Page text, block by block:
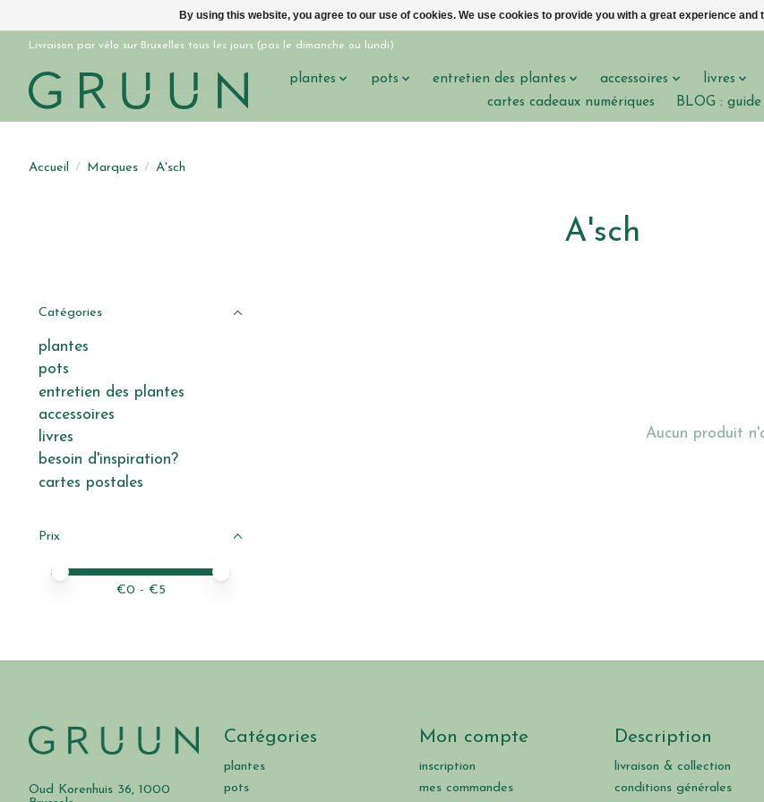
Livraison par vélo sur Bruxelles tous les jours (pas le dimanche ou lundi)
plantes pots entretien des plantes accessoires livres
cartes cadeaux numériques
BLOG :
Accueil / Marques / A'sch
A'sch
Catégories
plantes
pots
entretien des plantes
accessoires
livres
besoin d'inspiration?
cartes postales
Prix
Prix minimum
Price maximum value
€0 - €5
Aucun produit
Oud Korenhuis 36, 1000
Catégories
plantes
pots
Mon compte
inscription
mes commandes
Description
livraison & collection
conditions générales
By using this website, you agree to our use of cookies. We use cookies to provide you with a great experience